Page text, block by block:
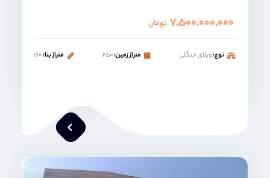
۷,۵۰۰,۰۰۰,۰۰۰ تومان
نوع:ویلای حنگلی متراژ زمین:۲۵۰ متراژ بنا:۱۶۰